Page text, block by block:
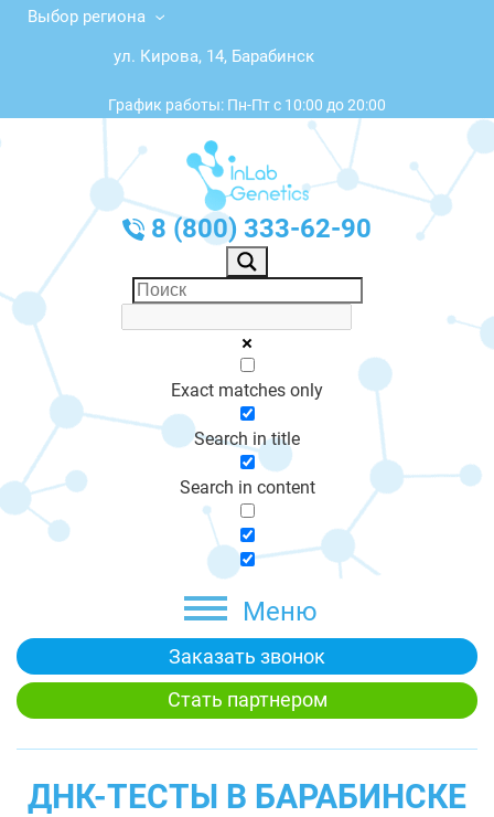
Выбор региона
ул. Кирова, 14, Барабинск
График работы: Пн-Пт с 10:00 до 20:00
8 (800) 333-62-90
Exact matches only
Search in title
Search in content
Меню
Заказать звонок
Стать партнером
ДНК-ТЕСТЫ В БАРАБИНСКЕ